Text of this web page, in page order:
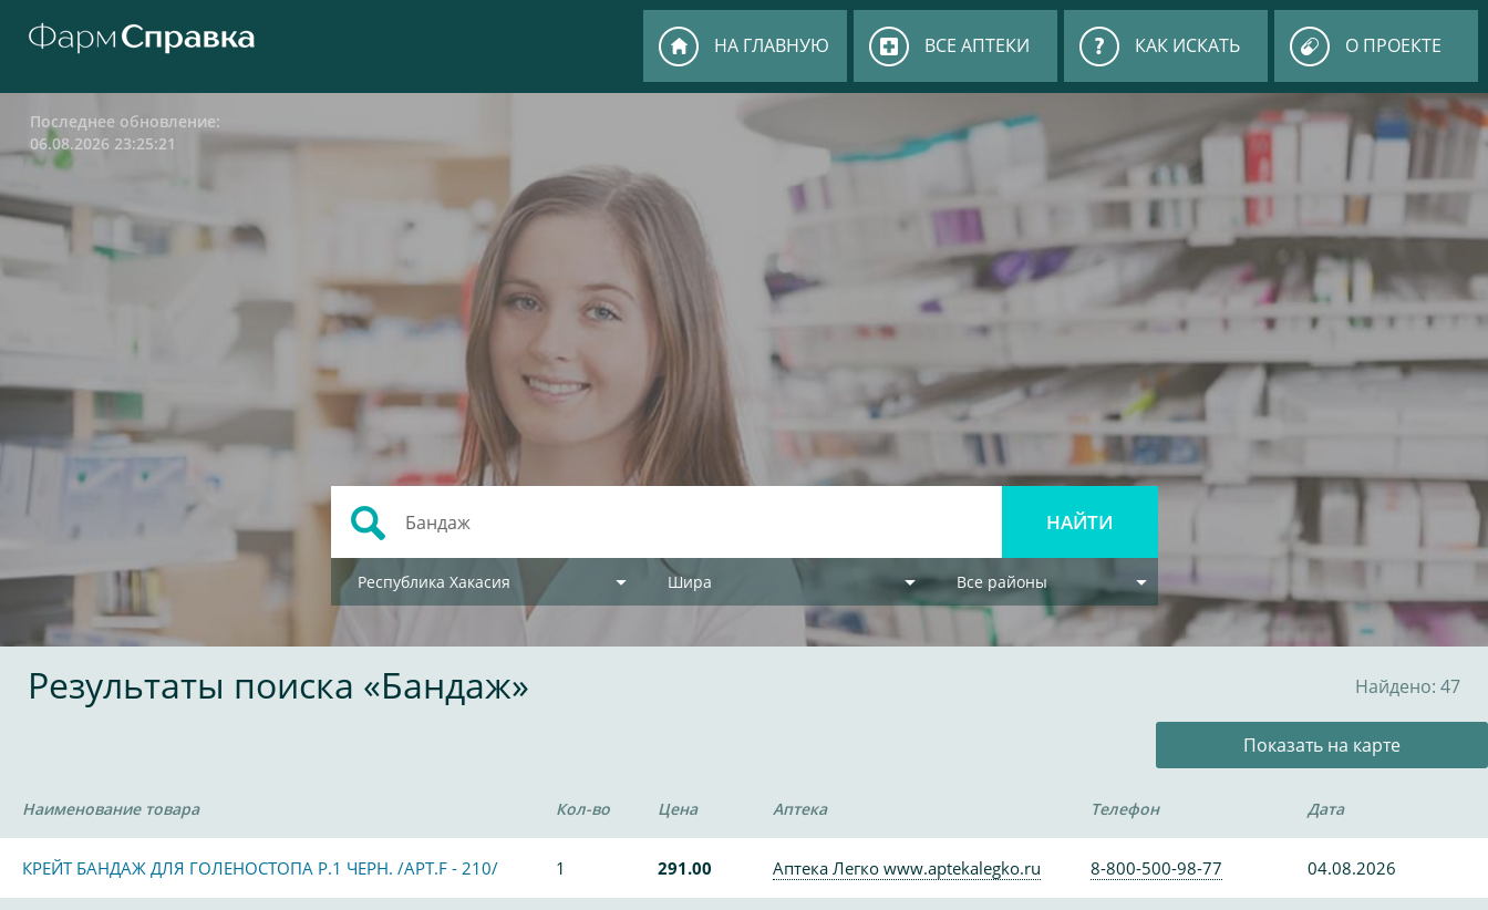
НА ГЛАВНУЮ ВСЕ АПТЕКИ КАК ИСКАТЬ О ПРОЕКТЕ
Последнее обновление:
06.08.2026 23:25:21
Республика Хакасия Шира Все районы
Результаты поиска «Бандаж» Найдено: 47
Показать на карте
Наименование товара Кол-во Цена Аптека Телефон Дата
КРЕЙТ БАНДАЖ ДЛЯ ГОЛЕНОСТОПА Р.1 ЧЕРН. /АРТ.F - 210/ 1 291.00 Аптека Легко www.aptekalegko.ru 8-800-500-98-77 04.08.2026